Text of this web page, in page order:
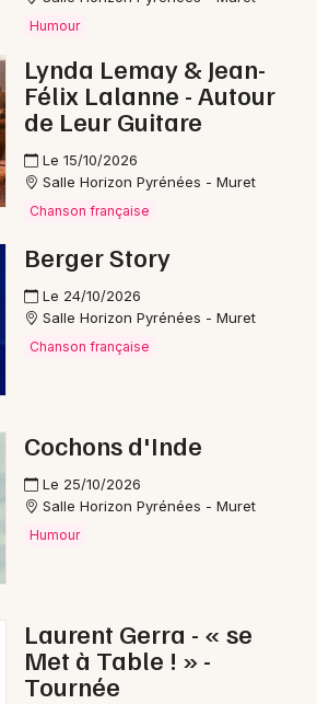
sorties
Girons
Humour
Lynda Lemay & Jean-
Félix Lalanne - Autour
de Leur Guitare
Le 15/10/2026
Salle Horizon Pyrénées - Muret
Chanson française
Berger Story
Le 24/10/2026
Salle Horizon Pyrénées - Muret
Chanson française
Cochons d'Inde
Le 25/10/2026
Salle Horizon Pyrénées - Muret
Humour
Laurent Gerra - « se
Met à Table ! » -
Tournée